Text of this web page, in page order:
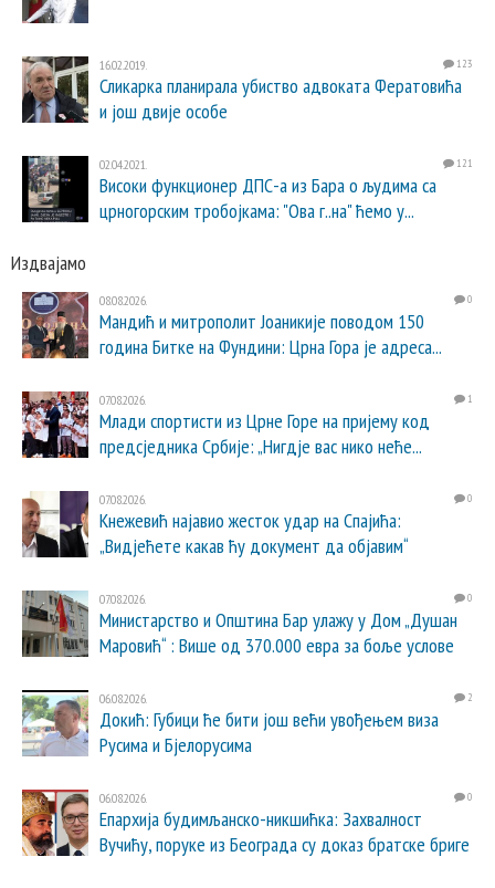
16.02.2019. 123
Сликарка планирала убиство адвоката Фератовића
и још двије особе
02.04.2021. 121
Високи функционер ДПС-а из Бара о људима са
црногорским тробојкама: "Ова г..на" ћемо у...
Издвајамо
08.08.2026. 0
Мандић и митрополит Јоаникије поводом 150
година Битке на Фундини: Црна Гора је адреса...
07.08.2026. 1
Млади спортисти из Црне Горе на пријему код
предсједника Србије: „Нигдје вас нико неће...
07.08.2026. 0
Кнежевић најавио жесток удар на Спајића:
„Видјећете какав ћу документ да објавим“
07.08.2026. 0
Министарство и Општина Бар улажу у Дом „Душан
Маровић“ : Више од 370.000 евра за боље услове
06.08.2026. 2
Докић: Губици ће бити још већи увођењем виза
Русима и Бјелорусима
06.08.2026. 0
Епархија будимљанско-никшићка: Захвалност
Вучићу, поруке из Београда су доказ братске бриге